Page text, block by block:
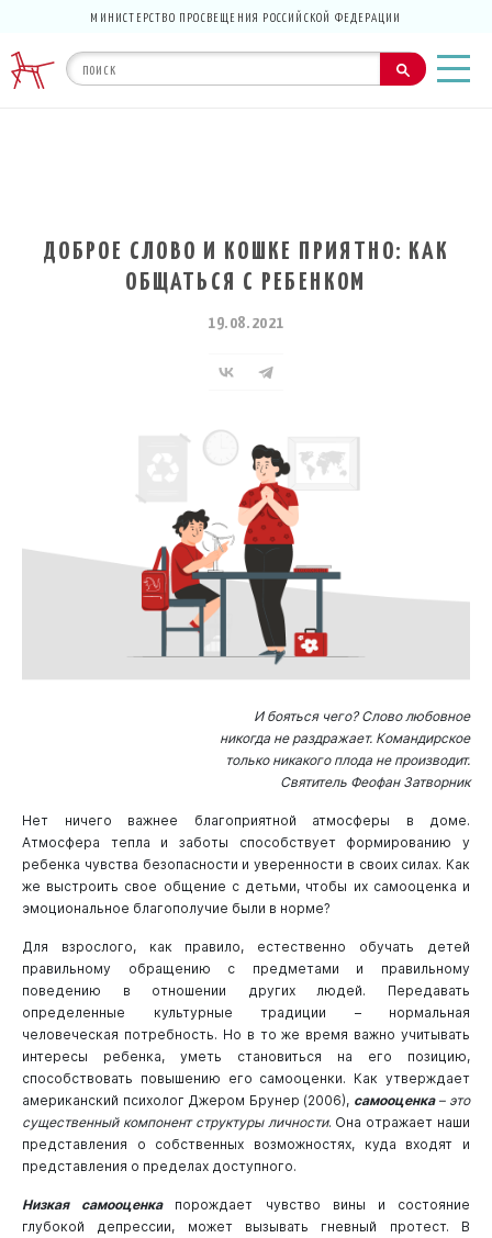
МИНИСТЕРСТВО ПРОСВЕЩЕНИЯ РОССИЙСКОЙ ФЕДЕРАЦИИ
ДОБРОЕ СЛОВО И КОШКЕ ПРИЯТНО: КАК
ОБЩАТЬСЯ С РЕБЕНКОМ
19.08.2021
И бояться чего? Слово любовное
никогда не раздражает. Командирское
только никакого плода не производит.
Святитель Феофан Затворник
Нет ничего важнее благоприятной атмосферы в доме.
Атмосфера тепла и заботы способствует формированию у
ребенка чувства безопасности и уверенности в своих силах. Как
же выстроить свое общение с детьми, чтобы их самооценка и
эмоциональное благополучие были в норме?
Для взрослого, как правило, естественно обучать детей
правильному обращению с предметами и правильному
поведению в отношении других людей. Передавать
определенные культурные традиции – нормальная
человеческая потребность. Но в то же время важно учитывать
интересы ребенка, уметь становиться на его позицию,
способствовать повышению его самооценки. Как утверждает
американский психолог Джером Брунер (2006), самооценка– это
существенный компонент структуры личности. Она отражает наши
представления о собственных возможностях, куда входят и
представления о пределах доступного.
Низкая самооценкапорождает чувство вины и состояние
глубокой депрессии, может вызывать гневный протест. В